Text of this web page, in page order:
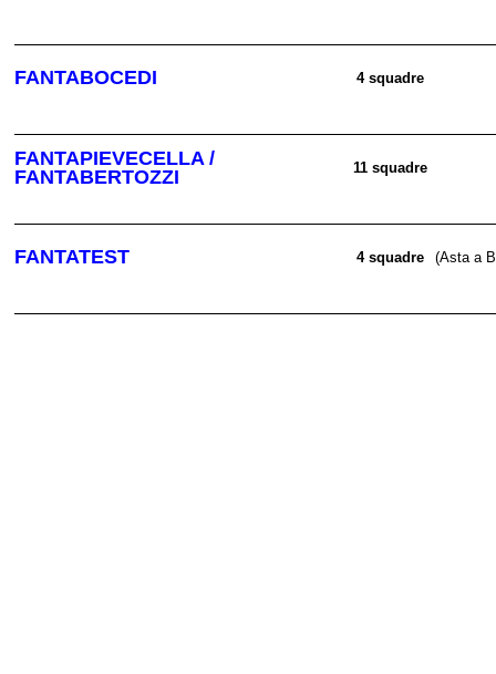
FANTABOCEDI 4 squadre
FANTAPIEVECELLA /
FANTABERTOZZI
11 squadre
FANTATEST 4 squadre (Asta a